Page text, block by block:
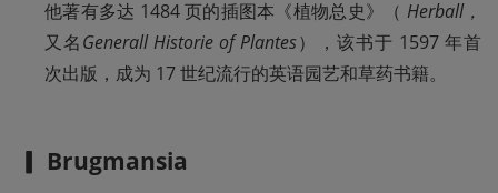
他著有多达 1484 页的插图本《植物总史》（ Herball，
又名Generall Historie of Plantes），该书于 1597 年首
次出版，成为 17 世纪流行的英语园艺和草药书籍。
▎ Brugmansia